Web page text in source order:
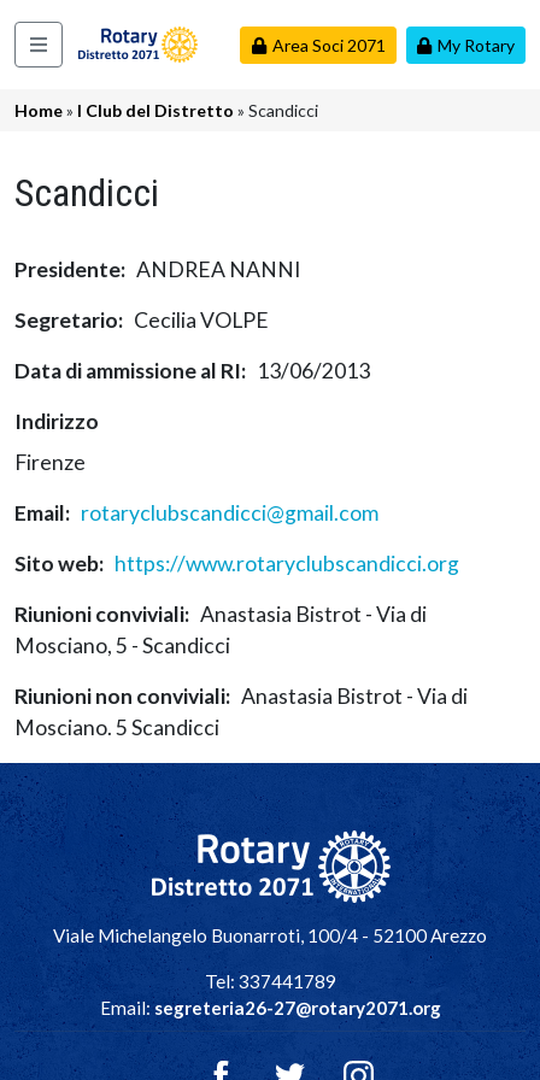
Area Soci 2071 My Rotary
Navigazione principale
Briciole di pane
Home I Club del Distretto Scandicci
Scandicci
Presidente
ANDREA NANNI
Segretario
Cecilia VOLPE
Data di ammissione al RI
13/06/2013
Indirizzo
Firenze
Email
rotaryclubscandicci@gmail.com
Sito web
https://www.rotaryclubscandicci.org
Riunioni conviviali
Anastasia Bistrot - Via di
Mosciano, 5 - Scandicci
Riunioni non conviviali
Anastasia Bistrot - Via di
Mosciano. 5 Scandicci
Navigazione principale
Viale Michelangelo Buonarroti, 100/4 - 52100 Arezzo
Tel: 337441789
Email:segreteria26-27@rotary2071.org